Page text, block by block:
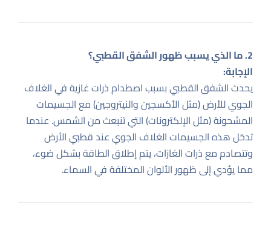
2. ما الذي يسبب ظهور الشفق القطبي؟
الإجابة:
يحدث الشفق القطبي بسبب اصطدام ذرات غازية في الغلاف
الجوي للأرض (مثل الأكسجين والنيتروجين) مع الجسيمات
المشحونة (مثل الإلكترونات) التي تنبعث من الشمس. عندما
تدخل هذه الجسيمات الغلاف الجوي عند قطبي الأرض
وتتصادم مع ذرات الغازات، يتم إطلاق الطاقة بشكل ضوء،
مما يؤدي إلى ظهور الألوان المختلفة في السماء.